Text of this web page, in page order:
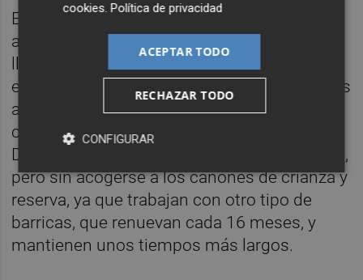
En el año 2006 comenzaron a elaborar,
aunque no fue hasta el año 2009 cuando
en la restaurada Finca Casa la Borracha, a las
afueras de Requena. Hispano+Suizas nació
con el objetivo de hacer vinos con la
Denominación de Origen (DO) Utiel-Requena,
pero sin acogerse a los cánones de crianza y
reserva, ya que trabajan con otro tipo de
barricas, que renuevan cada 16 meses, y
mantienen unos tiempos más largos.
cookies.Política de privacidad
ACEPTAR TODO
RECHAZAR TODO
CONFIGURAR